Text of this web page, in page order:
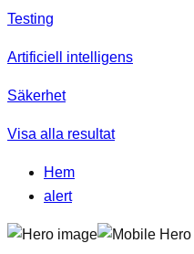
Testing
Artificiell intelligens
Säkerhet
Visa alla resultat
Hem
alert